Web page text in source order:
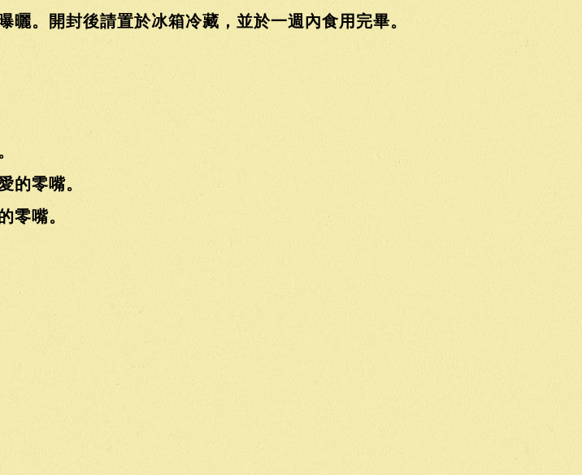
。開封後請置於冰箱冷藏，並於一週內食用完畢。
零嘴。
嘴。